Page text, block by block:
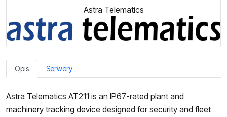
Astra Telematics
Opis Serwery
Astra Telematics AT211 is an IP67-rated plant and
machinery tracking device designed for security and fleet